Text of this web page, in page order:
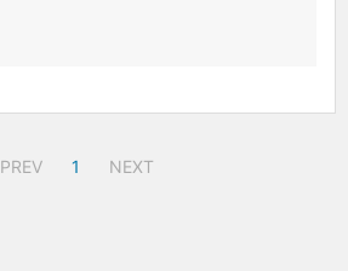
PREV 1 NEXT